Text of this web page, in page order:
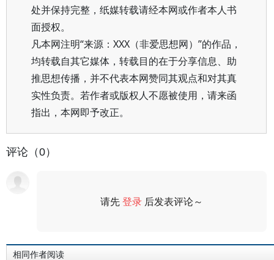
处并保持完整，纸媒转载请经本网或作者本人书
面授权。
凡本网注明“来源：XXX（非爱思想网）”的作品，
均转载自其它媒体，转载目的在于分享信息、助
推思想传播，并不代表本网赞同其观点和对其真
实性负责。若作者或版权人不愿被使用，请来函
指出，本网即予改正。
评论（0）
请先登录 后发表评论～
相同作者阅读